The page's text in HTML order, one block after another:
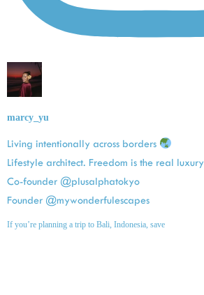
marcy_yu
Living intentionally across borders
Lifestyle architect. Freedom is the real luxury
Co-founder @plusalphatokyo
Founder @mywonderfulescapes
If you’re planning a trip to Bali, Indonesia, save